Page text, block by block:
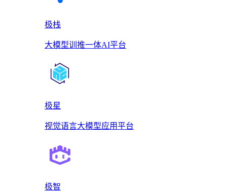
极栈
大模型训推一体AI平台
极星
视觉语言大模型应用平台
极智